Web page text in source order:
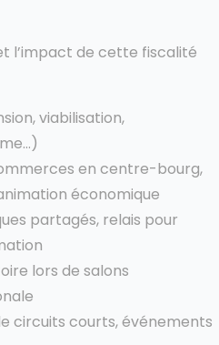
l’impact de cette fiscalité
viabilisation,
en centre-bourg,
économique
partagés, relais pour
lors de salons
circuits courts, événements